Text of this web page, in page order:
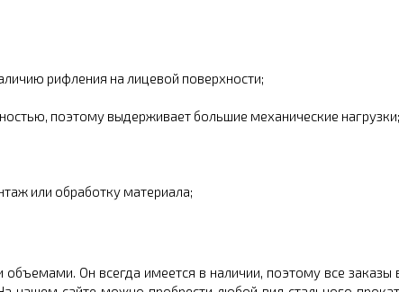
рифления на лицевой поверхности;
поэтому выдерживает большие механические нагрузки;
или обработку материала;
Он всегда имеется в наличии, поэтому все